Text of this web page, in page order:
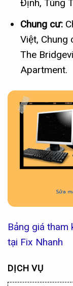
Định, Tùng
Chung cư:
Việt, Chung
The
Apartment.
Bảng giá tham
tại Fix Nhanh
DỊCH VỤ